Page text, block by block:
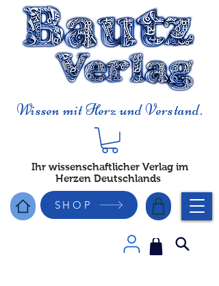
Wissen mit Herz und Verstand.
Ihr wissenschaftlicher Verlag im
Herzen Deutschlands
SHOP